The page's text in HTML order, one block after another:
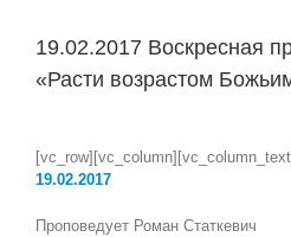
19.02.2017 Воскресная
«Расти возрастом
Image
19.02.2017
Проповедует Роман Статкевич